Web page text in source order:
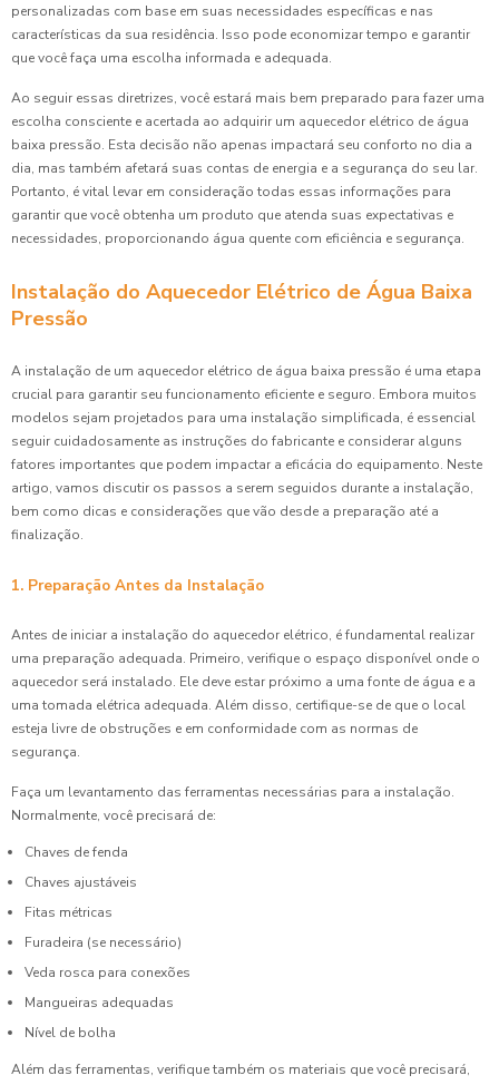
personalizadas com base em suas necessidades específicas e nas
características da sua residência. Isso pode economizar tempo e garantir
que você faça uma escolha informada e adequada.
Ao seguir essas diretrizes, você estará mais bem preparado para fazer uma
escolha consciente e acertada ao adquirir um aquecedor elétrico de água
baixa pressão. Esta decisão não apenas impactará seu conforto no dia a
dia, mas também afetará suas contas de energia e a segurança do seu lar.
Portanto, é vital levar em consideração todas essas informações para
garantir que você obtenha um produto que atenda suas expectativas e
necessidades, proporcionando água quente com eficiência e segurança.
Instalação do Aquecedor Elétrico de Água Baixa
Pressão
A instalação de um aquecedor elétrico de água baixa pressão é uma etapa
crucial para garantir seu funcionamento eficiente e seguro. Embora muitos
modelos sejam projetados para uma instalação simplificada, é essencial
seguir cuidadosamente as instruções do fabricante e considerar alguns
fatores importantes que podem impactar a eficácia do equipamento. Neste
artigo, vamos discutir os passos a serem seguidos durante a instalação,
bem como dicas e considerações que vão desde a preparação até a
finalização.
1. Preparação Antes da Instalação
Antes de iniciar a instalação do aquecedor elétrico, é fundamental realizar
uma preparação adequada. Primeiro, verifique o espaço disponível onde o
aquecedor será instalado. Ele deve estar próximo a uma fonte de água e a
uma tomada elétrica adequada. Além disso, certifique-se de que o local
esteja livre de obstruções e em conformidade com as normas de
segurança.
Faça um levantamento das ferramentas necessárias para a instalação.
Normalmente, você precisará de:
Chaves de fenda
Chaves ajustáveis
Fitas métricas
Furadeira (se necessário)
Veda rosca para conexões
Mangueiras adequadas
Nível de bolha
Além das ferramentas, verifique também os materiais que você precisará,